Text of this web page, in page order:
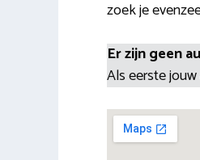
zoek je
Er zijn geen
Als eerste